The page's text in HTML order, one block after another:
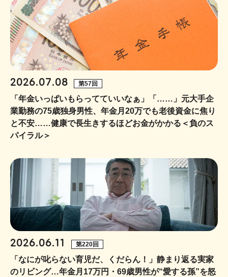
2026.07.08 第57回
「年金いっぱいもらってていいなぁ」「……」元大手企
業勤務の75歳独身男性、年金月20万でも老後資金に焦り
と不安……健康で長生きするほどお金がかかる＜負のス
パイラル＞
2026.06.11 第220回
「なにが叱らない育児だ、くだらん！」静まり返る実家
のリビング…年金月17万円・69歳男性が“愛する孫”を怒